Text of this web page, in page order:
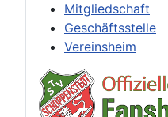
Mitgliedschaft
Geschäftsstelle
Vereinsheim